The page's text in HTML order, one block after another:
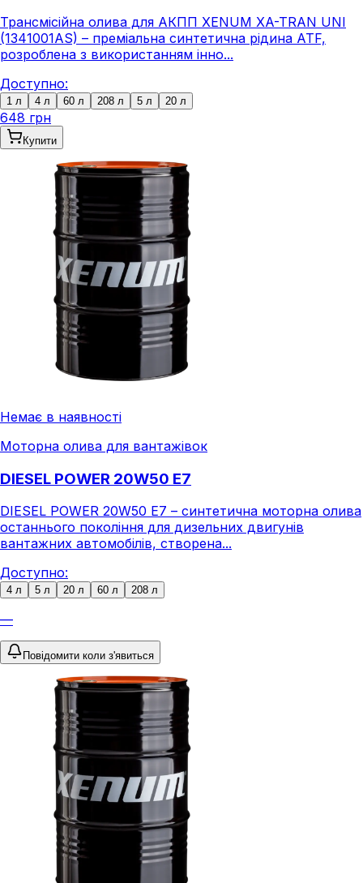
Трансмісійна олива для АКПП XENUM XA-TRAN UNI
(1341001AS) – преміальна синтетична рідина ATF,
розроблена з використанням інно...
Доступно:
1 л 4 л 60 л 208 л 5 л 20 л
648 грн
Купити
Немає в наявності
Моторна олива для вантажівок
DIESEL POWER 20W50 E7
DIESEL POWER 20W50 E7 – синтетична моторна олива
останнього покоління для дизельних двигунів
вантажних автомобілів, створена...
Доступно:
4 л 5 л 20 л 60 л 208 л
—
Повідомити коли з'явиться